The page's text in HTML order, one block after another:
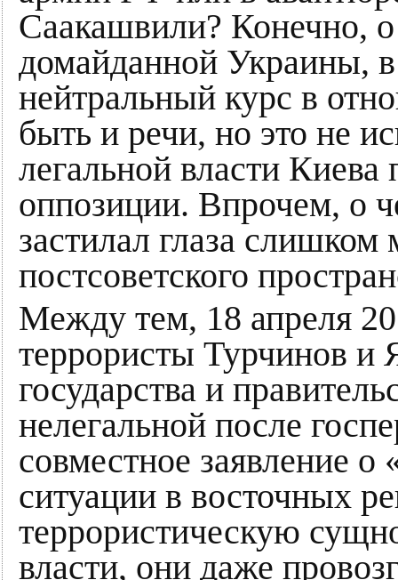
Саакашвили? Конечно,
домайданной Украины,
нейтральный курс в
быть и речи, но это не
легальной власти
оппозиции. Впрочем, о
застилал глаза
постсоветского
Между тем, 18 апреля
террористы Турчинов и
государства и
нелегальной после
совместное заявление о
ситуации в восточных
террористическую
власти, они даже